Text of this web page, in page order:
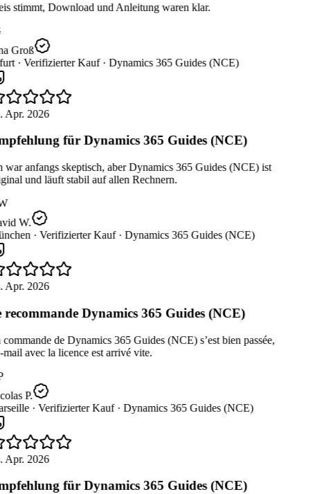
stimmt, Download und Anleitung waren klar.
Groß
· Verifizierter Kauf · Dynamics 365 Guides (NCE)
Apr. 2026
für Dynamics 365 Guides (NCE)
war anfangs skeptisch, aber Dynamics 365 Guides (NCE) ist
und läuft stabil auf allen Rechnern.
W.
· Verifizierter Kauf · Dynamics 365 Guides (NCE)
Apr. 2026
recommande Dynamics 365 Guides (NCE)
de Dynamics 365 Guides (NCE) s’est bien passée,
mail avec la licence est arrivé vite.
P.
· Verifizierter Kauf · Dynamics 365 Guides (NCE)
Apr. 2026
für Dynamics 365 Guides (NCE)